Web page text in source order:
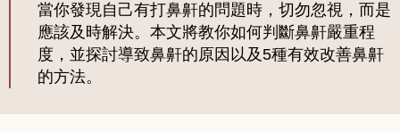
當你發現自己有打鼻鼾的問題時，切勿忽視，而是
應該及時解決。本文將教你如何判斷鼻鼾嚴重程
度，並探討導致鼻鼾的原因以及5種有效改善鼻鼾
的方法。